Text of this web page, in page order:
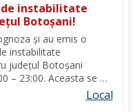
instabilitate
Botoșani!
și au emis o
instabilitate
județul Botoșani
– 23:00. Aceasta se va
vijelii puternice
Local